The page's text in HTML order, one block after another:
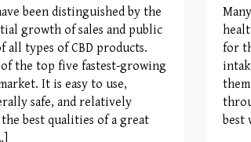
been distinguished by the
growth of sales and public
all types of CBD products.
the top five fastest-growing
It is easy to use,
safe, and relatively
best qualities of a great
for
best